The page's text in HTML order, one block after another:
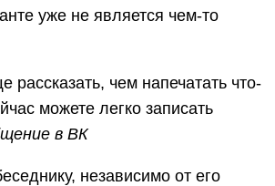
уже не является чем-то
рассказать, чем напечатать что-
можете легко записать
в ВК
независимо от его